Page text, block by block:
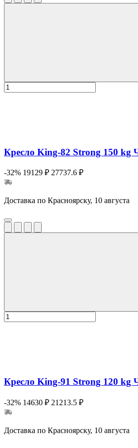
Кресло King-82 Strong 150 kg
-32% 19129 ₽ 27737.6 ₽
Доставка по Красноярску, 10 августа
Кресло King-91 Strong 120 kg
-32% 14630 ₽ 21213.5 ₽
Доставка по Красноярску, 10 августа